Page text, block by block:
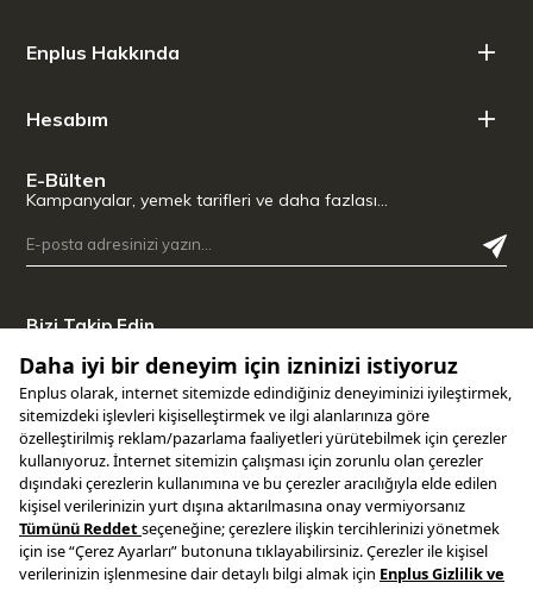
Enplus Hakkında
Hesabım
E-Bülten
Kampanyalar, yemek tarifleri ve daha fazlası…
Bizi Takip Edin
Uygulamamızı İndirin
Copyright © 2025 ENPLUS | Tüm hakları saklıdır.